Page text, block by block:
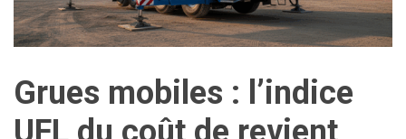
Grues mobiles : l’indice